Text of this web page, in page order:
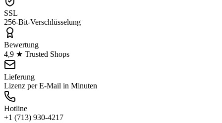
SSL
256-Bit-Verschlüsselung
Bewertung
4,9 ★ Trusted Shops
Lieferung
Lizenz per E-Mail in Minuten
Hotline
+1 (713) 930-4217